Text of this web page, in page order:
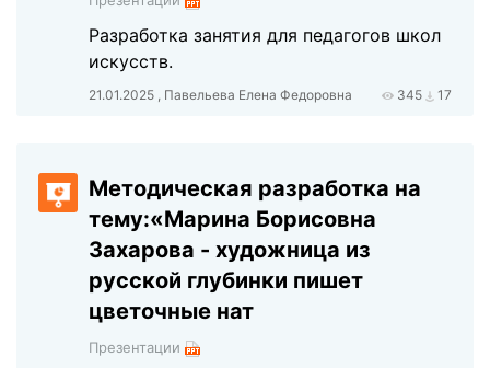
Разработка занятия для педагогов школ
искусств.
21.01.2025 , Павельева Елена Федоровна 345 17
Методическая разработка на
тему:«Марина Борисовна
Захарова - художница из
русской глубинки пишет
цветочные нат
Презентации